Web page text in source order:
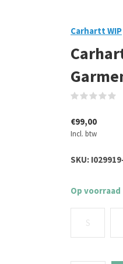
Carhartt WIP
€99,00
Incl. btw
SKU:
Op voorraad
S